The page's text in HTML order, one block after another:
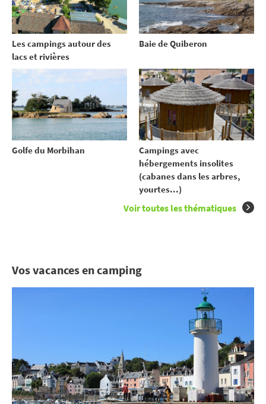
Les campings autour des
lacs et rivières
Baie de Quiberon
Golfe du Morbihan
Campings avec
hébergements insolites
(cabanes dans les arbres,
yourtes...)
Voir toutes les thématiques
Vos vacances en camping